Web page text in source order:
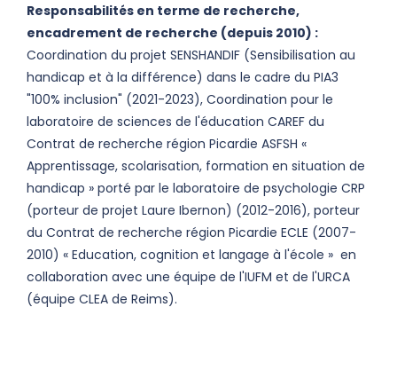
Responsabilités en terme de recherche,
encadrement de recherche (depuis 2010) :
Coordination du projet SENSHANDIF (Sensibilisation au
handicap et à la différence) dans le cadre du PIA3
"100% inclusion" (2021-2023), Coordination pour le
laboratoire de sciences de l'éducation CAREF du
Contrat de recherche région Picardie ASFSH «
Apprentissage, scolarisation, formation en situation de
handicap » porté par le laboratoire de psychologie CRP
(porteur de projet Laure Ibernon) (2012-2016), porteur
du Contrat de recherche région Picardie ECLE (2007-
2010) « Education, cognition et langage à l'école » en
collaboration avec une équipe de l'IUFM et de l'URCA
(équipe CLEA de Reims).